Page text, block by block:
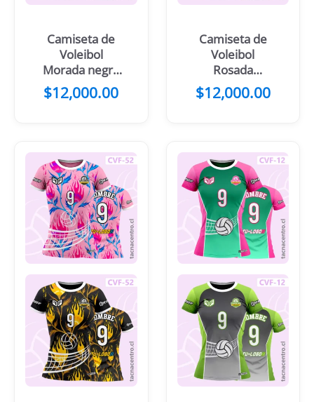
Camiseta de
Voleibol
Morada negro
Pelota en
llamas
$12,000.00
Camiseta de
Voleibol
Rosada
Costados
Franjas negras
$12,000.00